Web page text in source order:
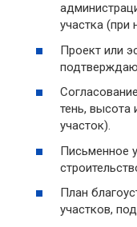
участка (при
Проект или
тень, высота
участок).
Письменное
План
участков,